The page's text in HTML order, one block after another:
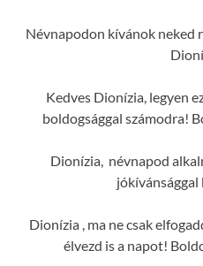
Névnapodon kívánok neked
Kedves Dionízia, legyen
boldogsággal számodra!
Dionízia, névnapod
Dionízia , ma ne csak
élvezd is a napot!